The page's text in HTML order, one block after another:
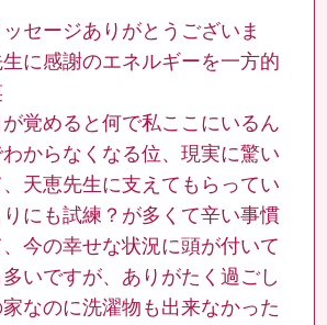
セージありがとうございま
に感謝のエネルギーを一方的
覚めると何で私ここにいるん
からなくなる位、現実に驚い
天恵先生に支えてもらってい
にも試練？が多くて辛い事慣
今の幸せな状況に頭が付いて
いですが、ありがたく過ごし
なのに洗濯物も出来なかった